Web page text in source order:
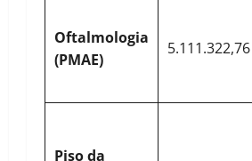
Oftalmologia
(PMAE)
5.111.322,76
Piso da